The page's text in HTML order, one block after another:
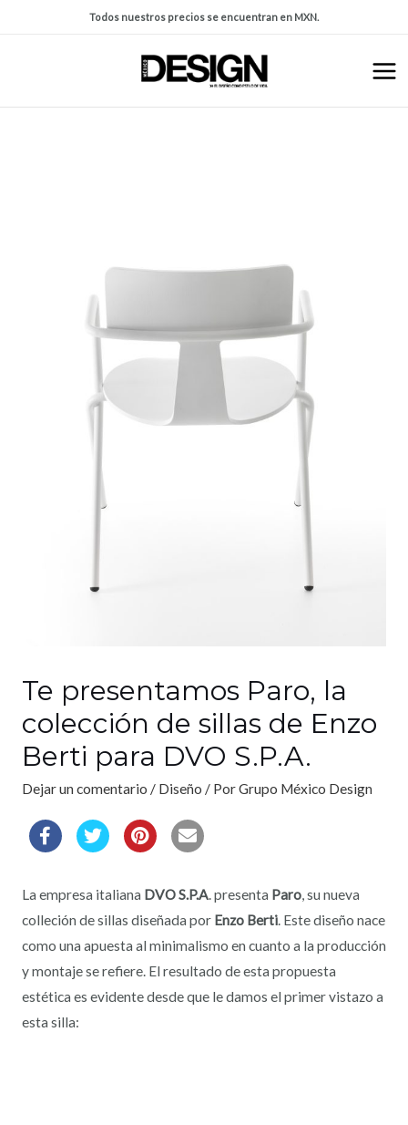
Todos nuestros precios se encuentran en MXN.
Te presentamos Paro, la
colección de sillas de Enzo
Berti para DVO S.P.A.
Dejar un comentario / Diseño / PorGrupo México Design
La empresa italiana DVO S.P.A. presenta Paro, su nueva
colleción de sillas diseñada por Enzo Berti. Este diseño nace
como una apuesta al minimalismo en cuanto a la producción
y montaje se refiere. El resultado de esta propuesta
estética es evidente desde que le damos el primer vistazo a
esta silla: